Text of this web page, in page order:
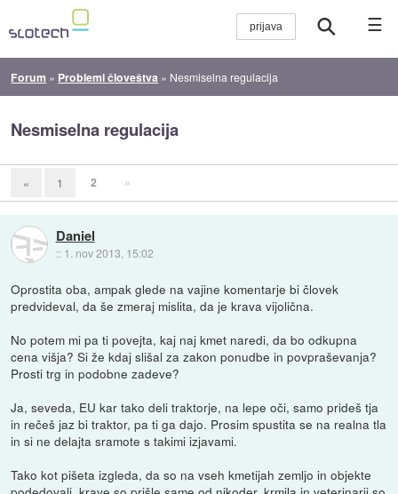
☰
Forum » Problemi človeštva » Nesmiselna regulacija
Nesmiselna regulacija
« 1 2 »
Daniel
:: 1. nov 2013, 15:02
Oprostita oba, ampak glede na vajine komentarje bi človek
predvideval, da še zmeraj mislita, da je krava vijolična.
No potem mi pa ti povejta, kaj naj kmet naredi, da bo odkupna
cena višja? Si že kdaj slišal za zakon ponudbe in povpraševanja?
Prosti trg in podobne zadeve?
Ja, seveda, EU kar tako deli traktorje, na lepe oči, samo prideš tja
in rečeš jaz bi traktor, pa ti ga dajo. Prosim spustita se na realna tla
in si ne delajta sramote s takimi izjavami.
Tako kot pišeta izgleda, da so na vseh kmetijah zemljo in objekte